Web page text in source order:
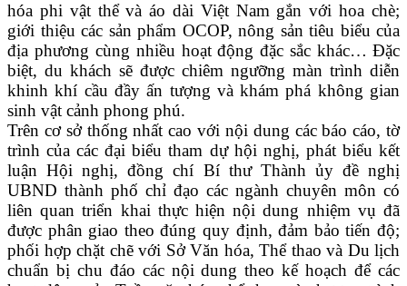
hóa phi vật thể và áo dài Việt Nam gắn với hoa chè;
giới thiệu các sản phẩm OCOP, nông sản tiêu biểu của
địa phương cùng nhiều hoạt động đặc sắc khác… Đặc
biệt, du khách sẽ được chiêm ngưỡng màn trình diễn
khinh khí cầu đầy ấn tượng và khám phá không gian
sinh vật cảnh phong phú.
Trên cơ sở thống nhất cao với nội dung các báo cáo, tờ
trình của các đại biểu tham dự hội nghị, phát biểu kết
luận Hội nghị, đồng chí Bí thư Thành ủy đề nghị
UBND thành phố chỉ đạo các ngành chuyên môn có
liên quan triển khai thực hiện nội dung nhiệm vụ đã
được phân giao theo đúng quy định, đảm bảo tiến độ;
phối hợp chặt chẽ với Sở Văn hóa, Thể thao và Du lịch
chuẩn bị chu đáo các nội dung theo kế hoạch để các